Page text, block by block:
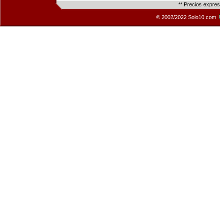
** Precios
© 2002/2022 Solo10.com